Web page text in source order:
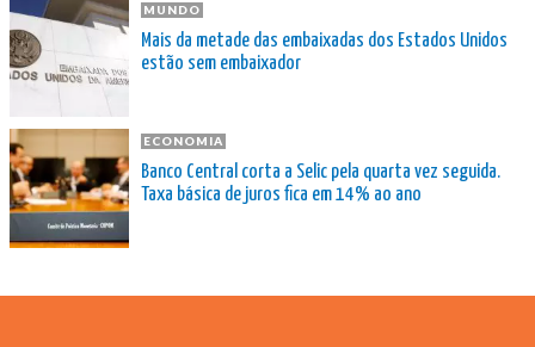
MUNDO
Mais da metade das embaixadas dos Estados Unidos
estão sem embaixador
ECONOMIA
Banco Central corta a Selic pela quarta vez seguida.
Taxa básica de juros fica em 14% ao ano